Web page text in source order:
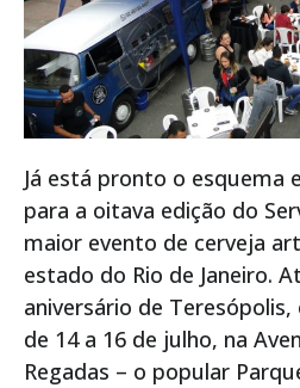
Já está pronto o esquema
para a oitava edição do
maior evento de cerveja
estado do Rio de Janeiro.
aniversário de
de 14 a 16 de julho, na
Regadas – o popular